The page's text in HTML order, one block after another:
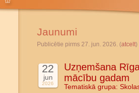
Jaunumi
Publicētie pirms 27. jun. 2026. (atcelt)
22
jun
2026
Uzņemšana
mācību gadam
Tematiskā grupa: